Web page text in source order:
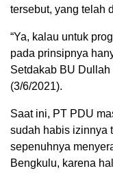
tersebut, yang telah
“Ya, kalau untuk
pada prinsipnya
Setdakab BU
(3/6/2021).
Saat ini, PT PDU
sudah habis izinnya
sepenuhnya
Bengkulu, karena